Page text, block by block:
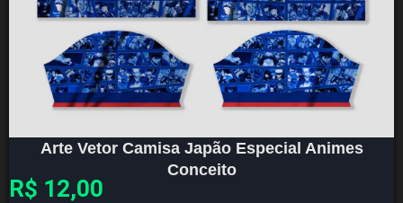
Arte Vetor Camisa Japão Especial Animes
Conceito
R$ 12,00